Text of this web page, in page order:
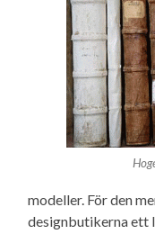
modeller. För den
designbutikerna ett